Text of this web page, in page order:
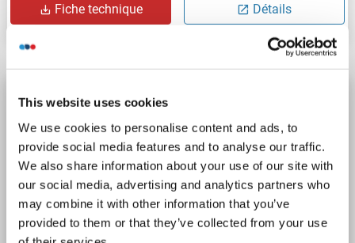
This website uses cookies
We use cookies to personalise content and ads, to
provide social media features and to analyse our traffic.
We also share information about your use of our site with
our social media, advertising and analytics partners who
may combine it with other information that you’ve
provided to them or that they’ve collected from your use
Fiche technique Détails
NAIP Kit ELISA
NAIP Reactivité: Cobaye
Colorimetric
Cell Culture Supernatant, Plasma, Serum, Tissue Homogenate
N° du produit ABIN777283
Fiche technique Détails